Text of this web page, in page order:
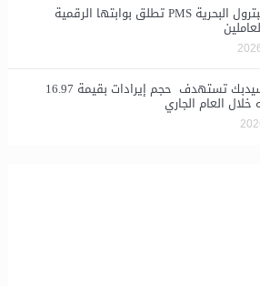
خدمات البترول البحرية PMS تطلق بوابتها الرقمية
عاجل .. سيدبك تستهدف حجم إيرادات بقيمة 16.97
خلال العام الجاري